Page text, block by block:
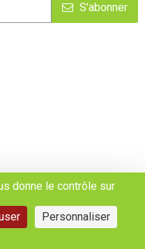
S'abonner
donne le contrôle sur
Personnaliser